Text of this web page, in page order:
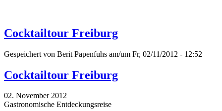
Cocktailtour Freiburg
Gespeichert von Berit Papenfuhs am/um Fr, 02/11/2012 - 12:52
Cocktailtour Freiburg
02. November 2012
Gastronomische Entdeckungsreise